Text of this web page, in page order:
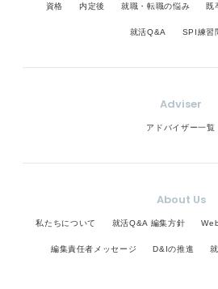
資格 内定後 就職・転職の悩み 既
就活Q&A SPI練習
Adviser
アドバイザー一覧
About Us
私たちについて 就活Q&A 編集方針
編集責任者メッセージ D&Iの推進